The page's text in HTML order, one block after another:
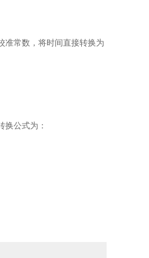
常数，将时间直接转换为
公式为：